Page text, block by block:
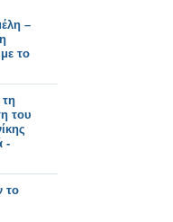
–
το
του
-
το